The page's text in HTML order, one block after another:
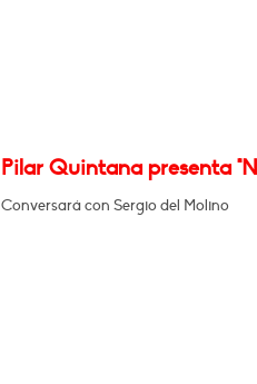
Pilar Quintana presenta
Conversará con Sergio del Molino